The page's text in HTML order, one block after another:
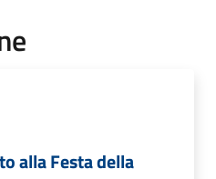
alla Festa della